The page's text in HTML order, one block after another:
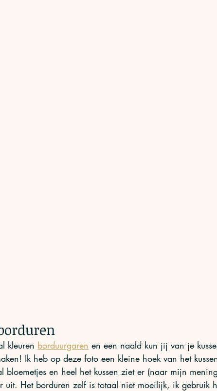
kleuren borduurgaren en een naald kun jij van je
Ik heb op deze foto een kleine hoek van het
bloemetjes en heel het kussen ziet er (naar mijn
uit. Het borduren zelf is totaal niet moeilijk, ik gebruik